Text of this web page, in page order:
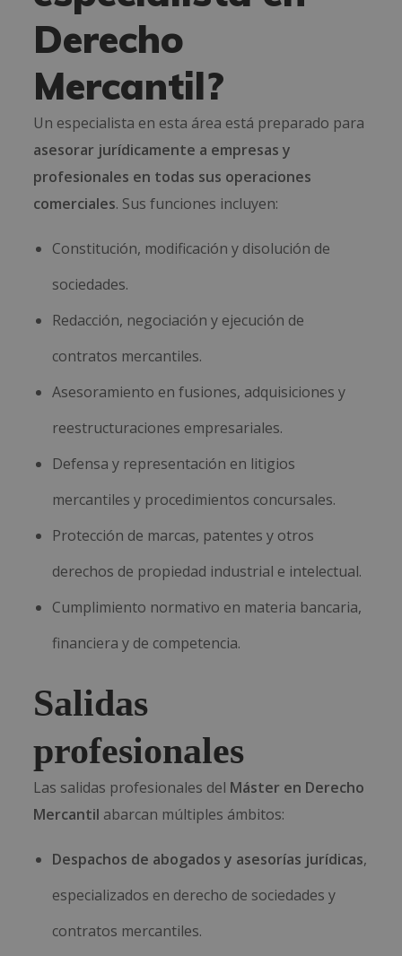
Derecho
Mercantil?
Un especialista en esta área está preparado para
asesorar jurídicamente a empresas y
profesionales en todas sus operaciones
comerciales. Sus funciones incluyen:
Constitución, modificación y disolución de
sociedades.
Redacción, negociación y ejecución de
contratos mercantiles.
Asesoramiento en fusiones, adquisiciones y
reestructuraciones empresariales.
Defensa y representación en litigios
mercantiles y procedimientos concursales.
Protección de marcas, patentes y otros
derechos de propiedad industrial e intelectual.
Cumplimiento normativo en materia bancaria,
financiera y de competencia.
Salidas
profesionales
Las salidas profesionales del Máster en Derecho
Mercantil abarcan múltiples ámbitos:
Despachos de abogados y asesorías jurídicas,
especializados en derecho de sociedades y
contratos mercantiles.